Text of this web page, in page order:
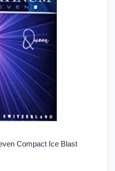
Compact Ice Blast